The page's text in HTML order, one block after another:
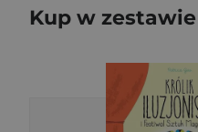
Kup w zestawie